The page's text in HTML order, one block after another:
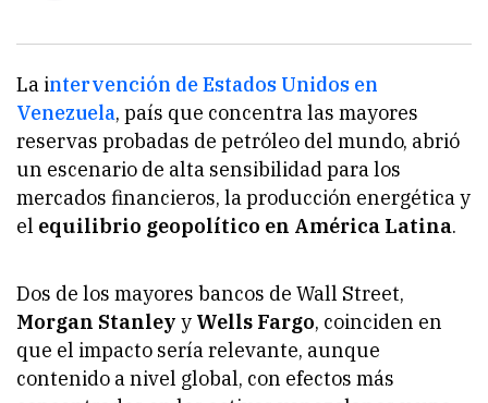
La intervención de Estados Unidos en
Venezuela, país que concentra las mayores
reservas probadas de petróleo del mundo, abrió
un escenario de alta sensibilidad para los
mercados financieros, la producción energética y
el equilibrio geopolítico en América Latina.
Dos de los mayores bancos de Wall Street,
Morgan Stanley y Wells Fargo, coinciden en
que el impacto sería relevante, aunque
contenido a nivel global, con efectos más